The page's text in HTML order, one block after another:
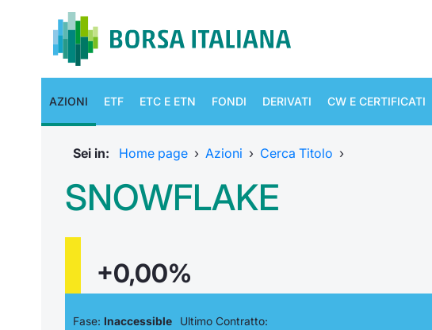
AZIONI ETF ETC E ETN FONDI DERIVATI CW E CERTIFICATI
Sei in: Home page › Azioni › Cerca Titolo ›
SNOWFLAKE
+0,00%
Fase: Inaccessible Ultimo Contratto: